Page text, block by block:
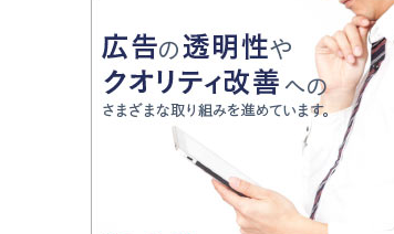
「宇宙兄弟」最終46巻がベストセラー1
開発への関心を押し上げた18年の物語に
版には「宇宙で描かれたマンガ」も収録
Book Bang
「不意に涙が出そうに…」高嶋政伸が明か
た“13歳の娘を暴行する役”への葛藤 イン
シーコーディネーターに支えられたNHK『
Book Bang